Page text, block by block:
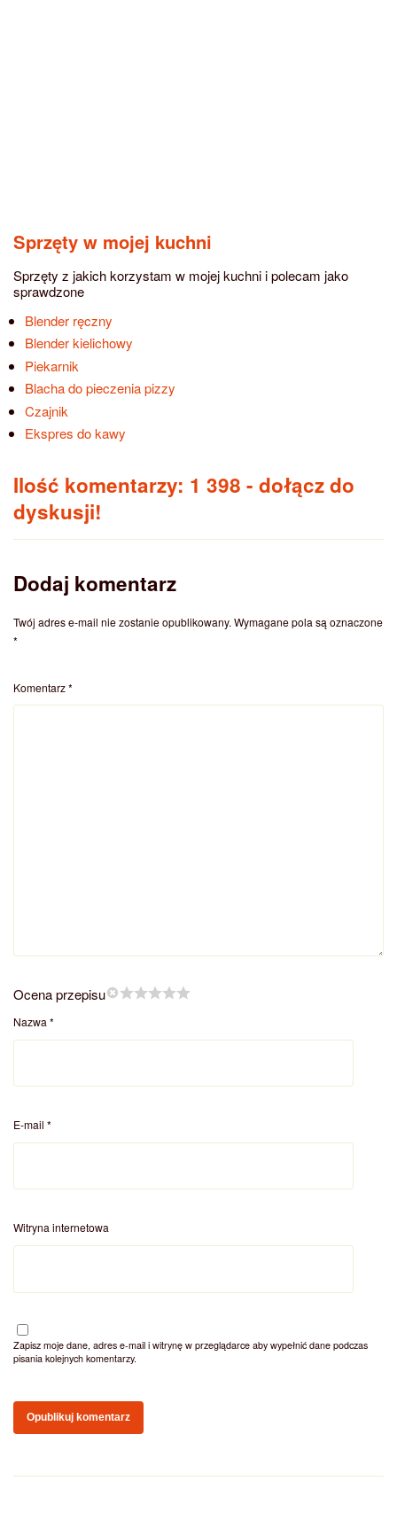
Sprzęty w mojej kuchni
Sprzęty z jakich korzystam w mojej kuchni i polecam jako
sprawdzone
Blender ręczny
Blender kielichowy
Piekarnik
Blacha do pieczenia pizzy
Czajnik
Ekspres do kawy
Ilość komentarzy: 1 398 - dołącz do
dyskusji!
Dodaj komentarz
Twój adres e-mail nie zostanie opublikowany. Wymagane pola są oznaczone
*
Komentarz*
Ocena przepisu
Nazwa *
E-mail *
Witryna internetowa
Zapisz moje dane, adres e-mail i witrynę w przeglądarce aby wypełnić dane podczas
pisania kolejnych komentarzy.